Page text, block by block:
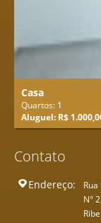
Casa
Quartos: 1
Aluguel: R$
Contato
Endereço:
N°